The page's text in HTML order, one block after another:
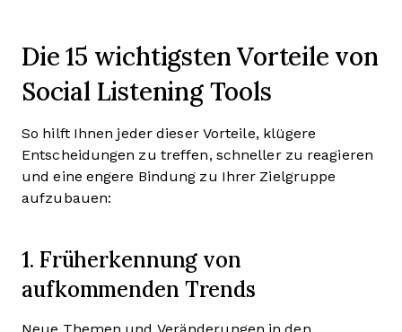
Die 15 wichtigsten Vorteile von
Social Listening Tools
So hilft Ihnen jeder dieser Vorteile, klügere
Entscheidungen zu treffen, schneller zu reagieren
und eine engere Bindung zu Ihrer Zielgruppe
aufzubauen:
1. Früherkennung von
aufkommenden Trends
Neue Themen und Veränderungen in den